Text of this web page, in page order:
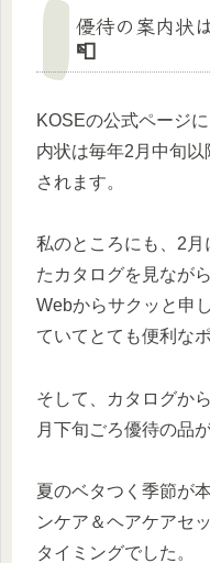
優待の案内状
📮
KOSEの公式ページ
内状は毎年2月中旬
されます。
私のところにも、2
たカタログを見なが
Webからサクッと申
ていてとても便利な
そして、カタログか
月下旬ごろ優待の品
夏のベタつく季節が
ンケア＆ヘアケアセ
タイミングでした。